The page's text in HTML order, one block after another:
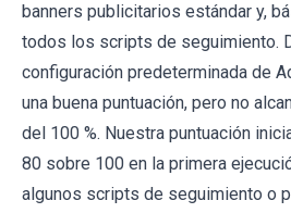
banners publicitarios estándar y,
todos los scripts de seguimiento.
configuración predeterminada de
una buena puntuación, pero no
del 100 %. Nuestra puntuación
80 sobre 100 en la primera
algunos scripts de seguimiento o